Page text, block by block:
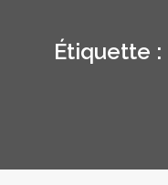
Étiquette :